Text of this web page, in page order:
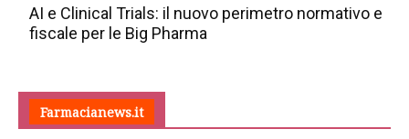
AI e Clinical Trials: il nuovo perimetro normativo e
fiscale per le Big Pharma
Farmacianews.it